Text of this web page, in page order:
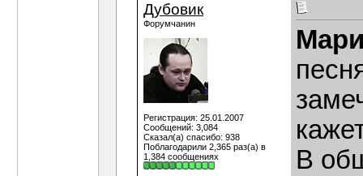
Дубовик
Форумчанин
Регистрация: 25.01.2007
Сообщений: 3,084
Сказал(а) спасибо: 938
Поблагодарили 2,365 раз(а) в
1,384 сообщениях
В